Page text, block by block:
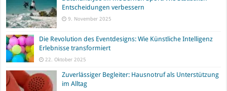
Entscheidungen verbessern
9. November 2025
Die Revolution des Eventdesigns: Wie Künstliche Intelligenz
Erlebnisse transformiert
22. Oktober 2025
Zuverlässiger Begleiter: Hausnotruf als Unterstützung
im Alltag